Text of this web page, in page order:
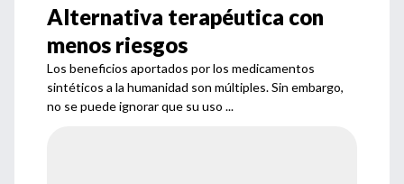
Alternativa terapéutica con
menos riesgos
Los beneficios aportados por los medicamentos
sintéticos a la humanidad son múltiples. Sin embargo,
no se puede ignorar que su uso ...